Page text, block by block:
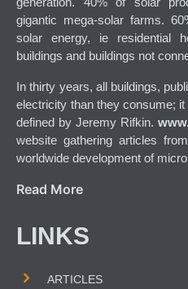
gigantic mega-solar farms.
solar energy, ie residential
buildings and buildings not
In thirty years, all buildings,
electricity than they consume;
defined by Jeremy Rifkin.
website gathering articles
worldwide development of
Read More
LINKS
ARTICLES